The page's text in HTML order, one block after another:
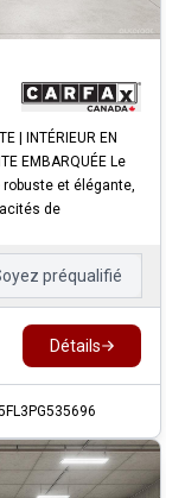
| INTÉRIEUR EN
EMBARQUÉE Le
et élégante,
de
préqualifié
Détails